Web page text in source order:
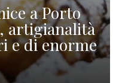
a Porto
artigianalità
e di enorme